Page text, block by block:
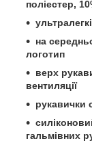
поліестер,
ультралегкі
на
логотип
верх
вентиляції
рукавички
гальмівних